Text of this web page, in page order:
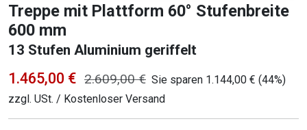
Treppe mit Plattform 60° Stufenbreite
600 mm
13 Stufen Aluminium geriffelt
1.465,00 € 2.609,00 € Sie sparen 1.144,00 € (44%)
zzgl. USt. / Kostenloser Versand